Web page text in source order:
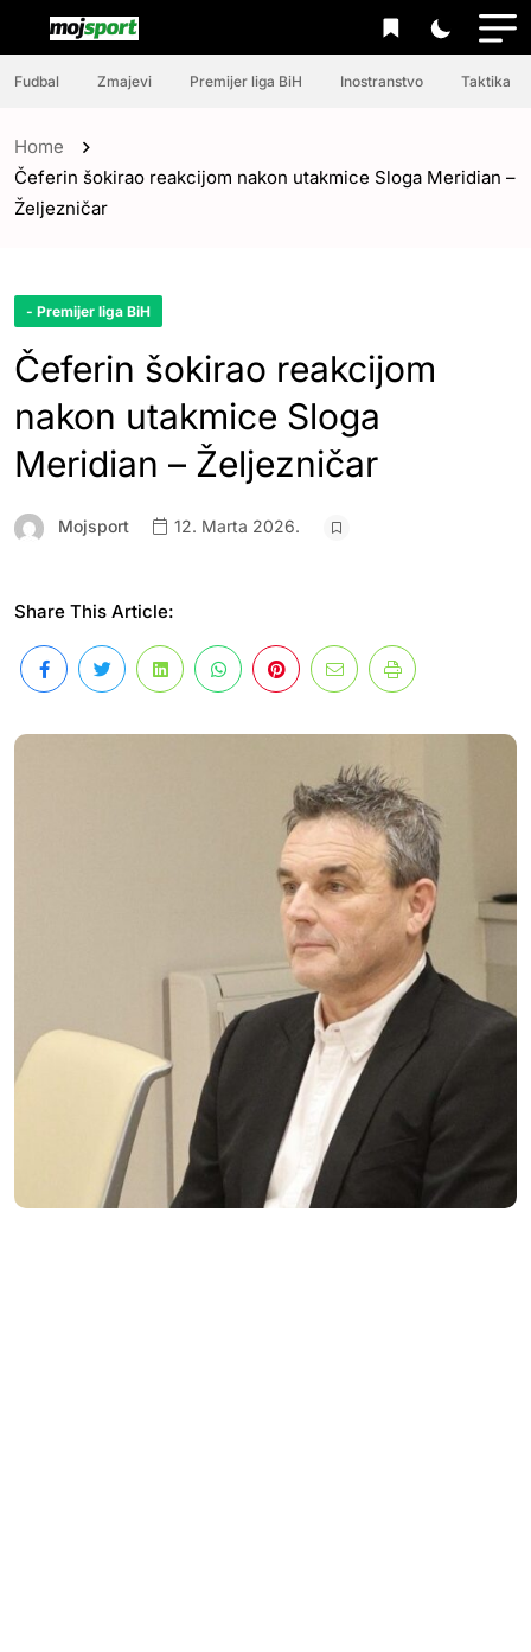
Fudbal Zmajevi Premijer liga BiH Inostranstvo Taktika
Home
Čeferin šokirao reakcijom nakon utakmice Sloga Meridian –
Željezničar
- Premijer liga BiH
Čeferin šokirao reakcijom
nakon utakmice Sloga
Meridian – Željezničar
Mojsport 12. Marta 2026.
Share This Article: